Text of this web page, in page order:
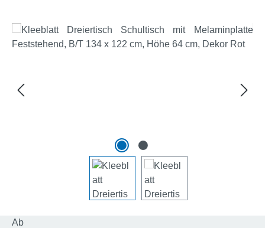
Bildergalerie überspringen
AbRegulärer Preis: